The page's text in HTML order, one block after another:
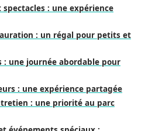
: une expérience
: un régal pour petits et
: une journée abordable pour
: une expérience partagée
: une priorité au parc